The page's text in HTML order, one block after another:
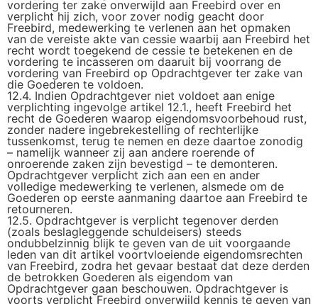
vordering ter zake onverwijld aan Freebird over en
verplicht hij zich, voor zover nodig geacht door
Freebird, medewerking te verlenen aan het opmaken
van de vereiste akte van cessie waarbij aan Freebird het
recht wordt toegekend de cessie te betekenen en de
vordering te incasseren om daaruit bij voorrang de
vordering van Freebird op Opdrachtgever ter zake van
die Goederen te voldoen.
12.4. Indien Opdrachtgever niet voldoet aan enige
verplichting ingevolge artikel 12.1., heeft Freebird het
recht de Goederen waarop eigendomsvoorbehoud rust,
zonder nadere ingebrekestelling of rechterlijke
tussenkomst, terug te nemen en deze daartoe zonodig
– namelijk wanneer zij aan andere roerende of
onroerende zaken zijn bevestigd – te demonteren.
Opdrachtgever verplicht zich aan een en ander
volledige medewerking te verlenen, alsmede om de
Goederen op eerste aanmaning daartoe aan Freebird te
retourneren.
12.5. Opdrachtgever is verplicht tegenover derden
(zoals beslagleggende schuldeisers) steeds
ondubbelzinnig blijk te geven van de uit voorgaande
leden van dit artikel voortvloeiende eigendomsrechten
van Freebird, zodra het gevaar bestaat dat deze derden
de betrokken Goederen als eigendom van
Opdrachtgever gaan beschouwen. Opdrachtgever is
voorts verplicht Freebird onverwijld kennis te geven van